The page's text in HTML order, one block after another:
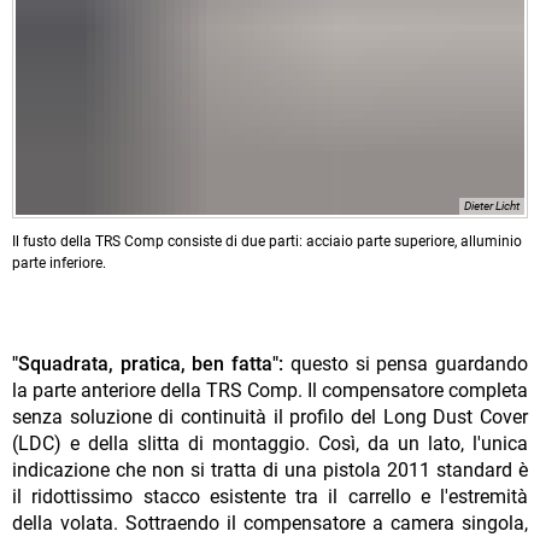
Dieter Licht
Il fusto della TRS Comp consiste di due parti: acciaio parte superiore, alluminio
parte inferiore.
"Squadrata, pratica, ben fatta": questo si pensa guardando
la parte anteriore della TRS Comp. Il compensatore completa
senza soluzione di continuità il profilo del Long Dust Cover
(LDC) e della slitta di montaggio. Così, da un lato, l'unica
indicazione che non si tratta di una pistola 2011 standard è
il ridottissimo stacco esistente tra il carrello e l'estremità
della volata. Sottraendo il compensatore a camera singola,